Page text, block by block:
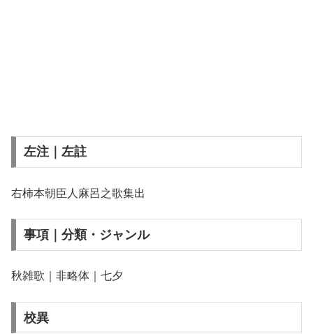
左注｜左註
右柿本朝臣人麻呂之歌集出
事項｜分類・ジャンル
秋雑歌｜非略体｜七夕
校異